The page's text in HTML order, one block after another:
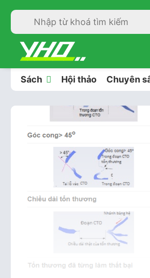
Sách Hội thảo Chuyên